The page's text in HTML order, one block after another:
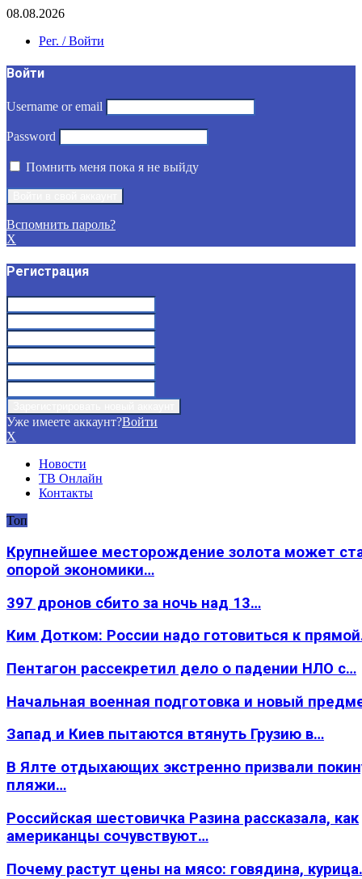
08.08.2026
Рег. / Войти
Войти
Username or email
Password
Помнить меня пока я не выйду
Вспомнить пароль?
X
Регистрация
Уже имеете аккаунт?Войти
X
Новости
ТВ Онлайн
Контакты
Топ
Крупнейшее месторождение золота может
опорой экономики…
397 дронов сбито за ночь над 13…
Ким Дотком: России надо готовиться к
Пентагон рассекретил дело о падении НЛО с…
Начальная военная подготовка и новый
Запад и Киев пытаются втянуть Грузию в…
В Ялте отдыхающих экстренно призвали
пляжи…
Российская шестовичка Разина рассказала, как
американцы сочувствуют…
Почему растут цены на мясо: говядина,